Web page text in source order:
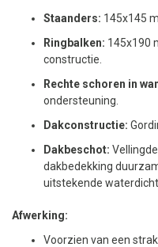
Staanders: 145x145
Ringbalken: 145x190
constructie.
Rechte schoren in
ondersteuning.
Dakconstructie:
Dakbeschot:
dakbedekking
uitstekende
Afwerking:
Voorzien van een